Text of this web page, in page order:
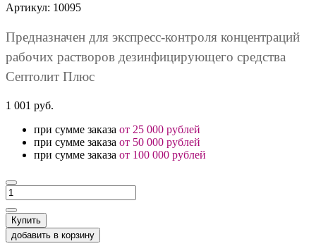
Артикул: 10095
Предназначен для экспресс-контроля концентраций
рабочих растворов дезинфицирующего средства
Септолит Плюс
1 001 руб.
при сумме заказа от 25 000 рублей
при сумме заказа от 50 000 рублей
при сумме заказа от 100 000 рублей
Купить
добавить в корзину